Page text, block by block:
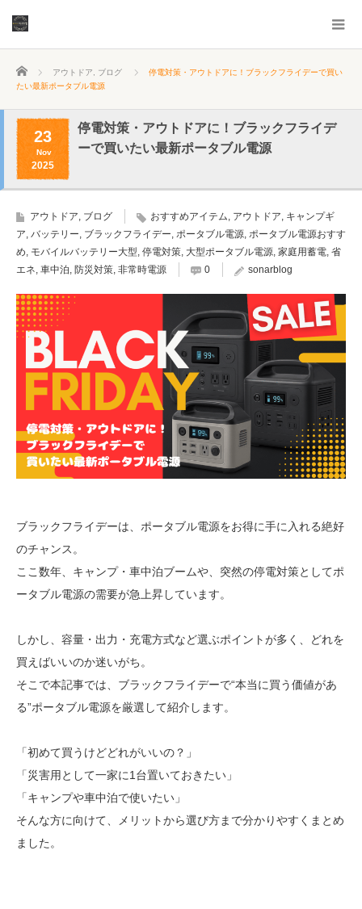
ホーム アウトドア ブログ
停電対策・アウトドアに！ブラックフライデーで買い
たい最新ポータブル電源
23
Nov
2025
停電対策・アウトドアに！ブラックフライデ
ーで買いたい最新ポータブル電源
アウトドア, ブログ おすすめアイテム, アウトドア, キャンプギ
ア, バッテリー, ブラックフライデー, ポータブル電源, ポータブル電源おすす
め, モバイルバッテリー大型, 停電対策, 大型ポータブル電源, 家庭用蓄電, 省
エネ, 車中泊, 防災対策, 非常時電源 0 sonarblog
ブラックフライデーは、ポータブル電源をお得に手に入れる絶好
のチャンス。
ここ数年、キャンプ・車中泊ブームや、突然の停電対策としてポ
ータブル電源の需要が急上昇しています。
しかし、容量・出力・充電方式など選ぶポイントが多く、どれを
買えばいいのか迷いがち。
そこで本記事では、ブラックフライデーで“本当に買う価値があ
る”ポータブル電源を厳選して紹介します。
「初めて買うけどどれがいいの？」
「災害用として一家に1台置いておきたい」
「キャンプや車中泊で使いたい」
そんな方に向けて、メリットから選び方まで分かりやすくまとめ
ました。